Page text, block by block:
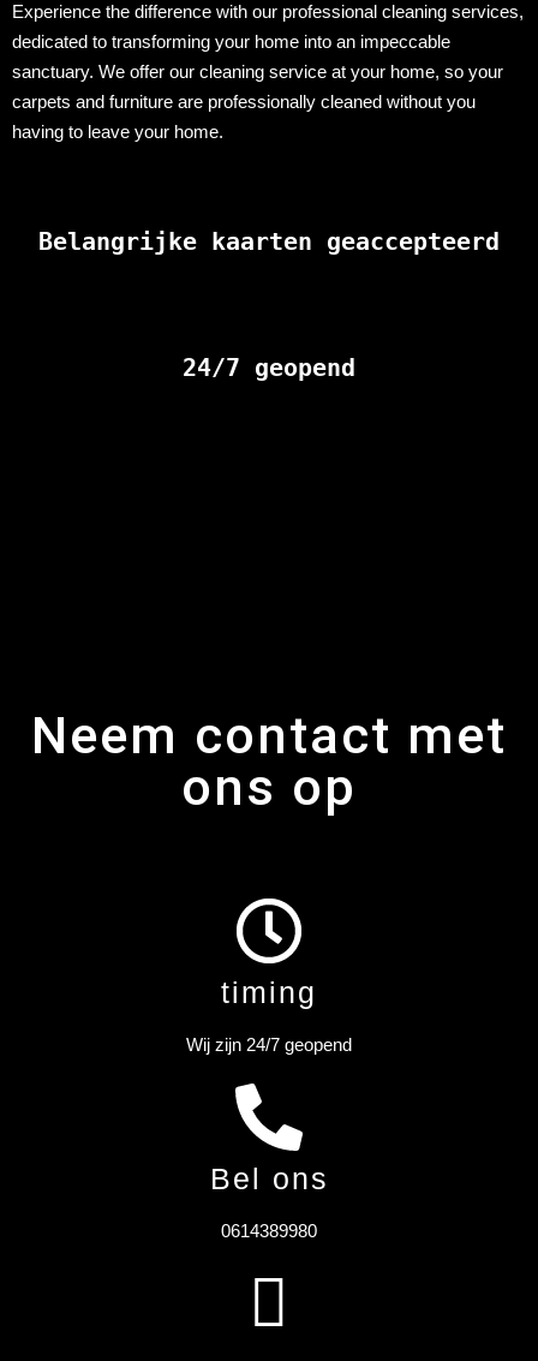
Experience the difference with our professional cleaning services,
dedicated to transforming your home into an impeccable
sanctuary. We offer our cleaning service at your home, so your
carpets and furniture are professionally cleaned without you
having to leave your home.
Belangrijke kaarten geaccepteerd
24/7 geopend
Neem contact met
ons op
timing
Wij zijn 24/7 geopend
Bel ons
0614389980